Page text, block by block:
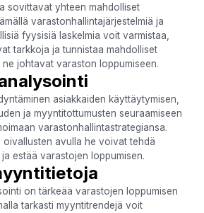
sovittavat yhteen mahdolliset
varastonhallintajärjestelmiä ja
fyysisiä laskelmia voit varmistaa,
tarkkoja ja tunnistaa mahdolliset
johtavat varaston loppumiseen.
asiakkaiden käyttäytymisen,
ja myyntitottumusten seuraamiseen
varastonhallintastrategiansa.
oivallusten avulla he voivat tehdä
estää varastojen loppumisen.
on tärkeää varastojen loppumisen
tarkasti myyntitrendejä voit